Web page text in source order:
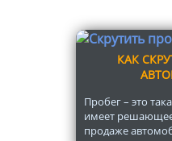
КАК
Пробег – это
имеет
продаже